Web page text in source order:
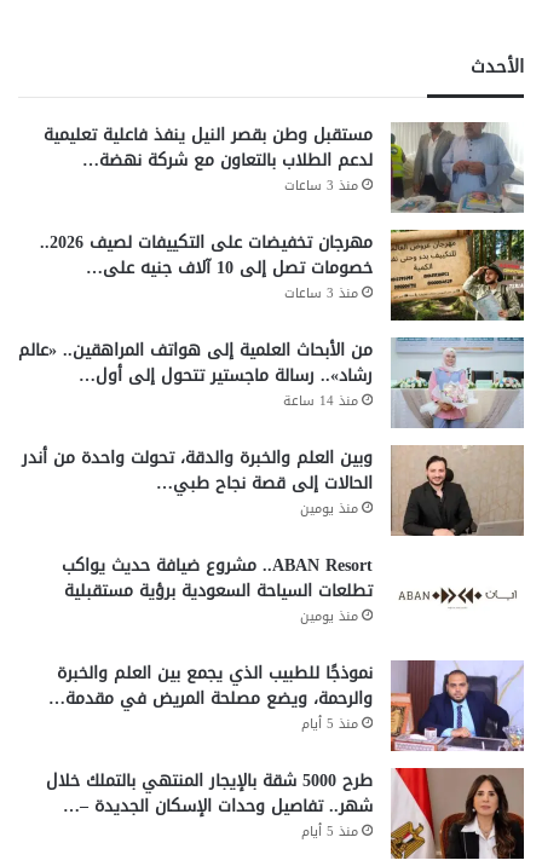
الأحدث
مستقبل وطن بقصر النيل ينفذ فاعلية تعليمية
لدعم الطلاب بالتعاون مع شركة نهضة…
منذ 3 ساعات
مهرجان تخفيضات على التكييفات لصيف 2026..
خصومات تصل إلى 10 آلاف جنيه على…
منذ 3 ساعات
من الأبحاث العلمية إلى هواتف المراهقين.. «عالم
رشاد».. رسالة ماجستير تتحول إلى أول…
منذ 14 ساعة
وبين العلم والخبرة والدقة، تحولت واحدة من أندر
الحالات إلى قصة نجاح طبي…
منذ يومين
ABAN Resort.. مشروع ضيافة حديث يواكب
تطلعات السياحة السعودية برؤية مستقبلية
منذ يومين
نموذجًا للطبيب الذي يجمع بين العلم والخبرة
والرحمة، ويضع مصلحة المريض في مقدمة…
منذ 5 أيام
طرح 5000 شقة بالإيجار المنتهي بالتملك خلال
شهر.. تفاصيل وحدات الإسكان الجديدة –…
منذ 5 أيام